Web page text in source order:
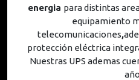
energia para distintas
equipamiento
telecomunicaciones,
protección eléctrica
Nuestras UPS ademas